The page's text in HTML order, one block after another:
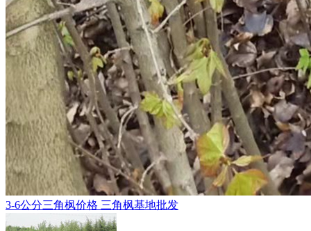
3-6公分三角枫价格 三角枫基地批发